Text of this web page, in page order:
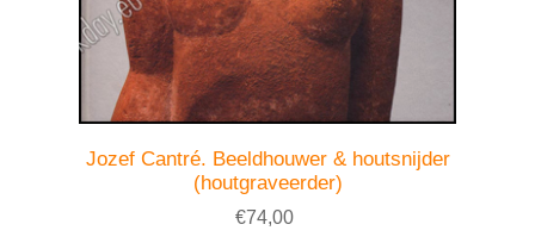
Jozef Cantré. Beeldhouwer & houtsnijder
(houtgraveerder)
€74,00